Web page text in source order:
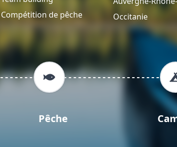
Compétition de pêche
Occitanie
Pêche